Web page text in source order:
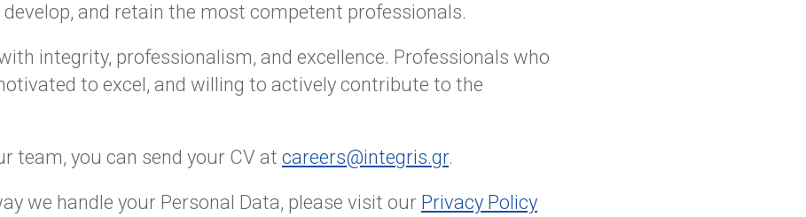
and retain the most competent professionals.
integrity, professionalism, and excellence. Professionals who
to excel, and willing to actively contribute to the
team, you can send your CV at careers@integris.gr.
we handle your Personal Data, please visit our Privacy Policy